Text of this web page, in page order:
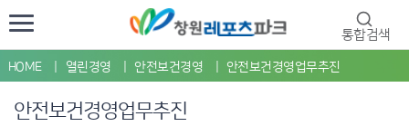
통합검색
HOME 열린경영 안전보건경영 안전보건경영업무추진
안전보건경영업무추진